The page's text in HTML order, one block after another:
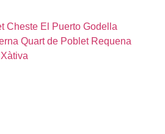
Cheste El Puerto Godella
Quart de Poblet Requena
Xàtiva